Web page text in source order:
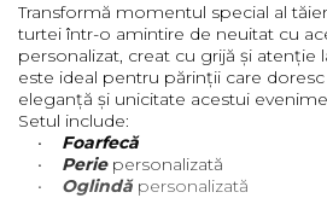
Transformă momentul special al
turtei într-o amintire de neuitat cu
personalizat, creat cu grijă și atenție
este ideal pentru părinții care
eleganță și unicitate acestui
Setul include:
• Foarfecă
• Periepersonalizată
• Oglindă personalizată